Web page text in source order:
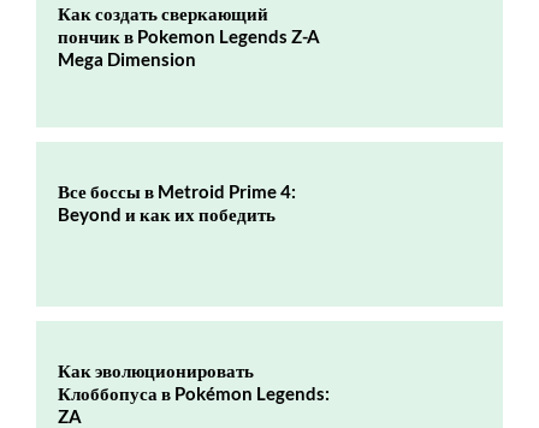
Как создать сверкающий
пончик в Pokemon Legends Z-A
Mega Dimension
Все боссы в Metroid Prime 4:
Beyond и как их победить
Как эволюционировать
Клоббопуса в Pokémon Legends:
ZA